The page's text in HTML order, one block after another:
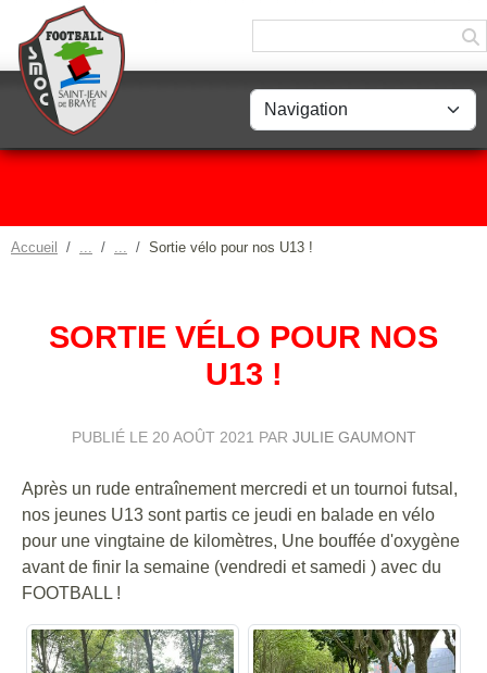
Accueil Sortie vélo pour nos U13 !
SORTIE VÉLO POUR NOS
U13 !
PUBLIÉ LE 20 AOÛT 2021 PAR JULIE GAUMONT
Après un rude entraînement mercredi et un tournoi futsal,
nos jeunes U13 sont partis ce jeudi en balade en vélo
pour une vingtaine de kilomètres, Une bouffée d'oxygène
avant de finir la semaine (vendredi et samedi ) avec du
FOOTBALL !
Panneau de gestion des cookies